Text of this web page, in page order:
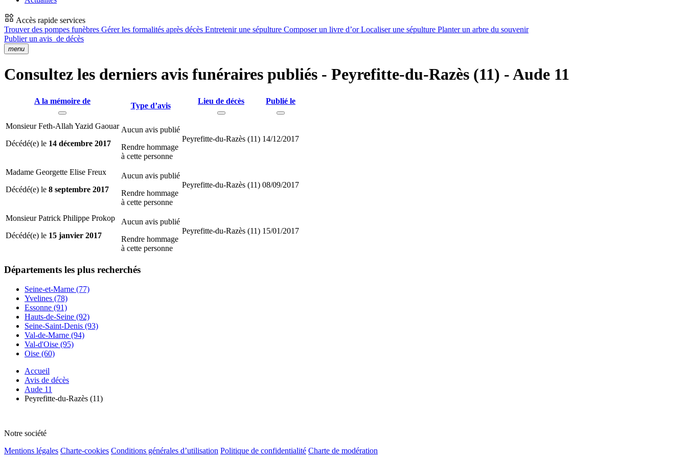
Accès rapide services
Trouver des pompes funèbres Gérer les formalités après décès Entretenir une sépulture Composer un livre d’orLocaliser une sépulture Planter un arbre du souvenir
Publier un avis de décès
menu
Consultez les derniers avis funéraires publiés - Peyrefitte-du-Razès (11) - Aude 11
A la mémoire de
Type d’avis
Lieu de décès Publié le
Monsieur Feth-Allah Yazid Gaouar
Décédé(e) le 14 décembre 2017
Aucun avis publié
Rendre hommage
à cette personne
Peyrefitte-du-Razès (11) 14/12/2017
Madame Georgette Elise Freux
Décédé(e) le 8 septembre 2017
Aucun avis publié
Rendre hommage
à cette personne
Peyrefitte-du-Razès (11) 08/09/2017
Monsieur Patrick Philippe Prokop
Décédé(e) le 15 janvier 2017
Aucun avis publié
Rendre hommage
à cette personne
Peyrefitte-du-Razès (11) 15/01/2017
Départements les plus recherchés
Seine-et-Marne (77)
Yvelines (78)
Essonne (91)
Hauts-de-Seine (92)
Seine-Saint-Denis (93)
Val-de-Marne (94)
Val-d'Oise (95)
Oise (60)
Accueil
Avis de décès
Aude 11
Peyrefitte-du-Razès (11)
Notre société
Mentions légales Charte-cookies Conditions générales d’utilisation Politique de confidentialité Charte de modération